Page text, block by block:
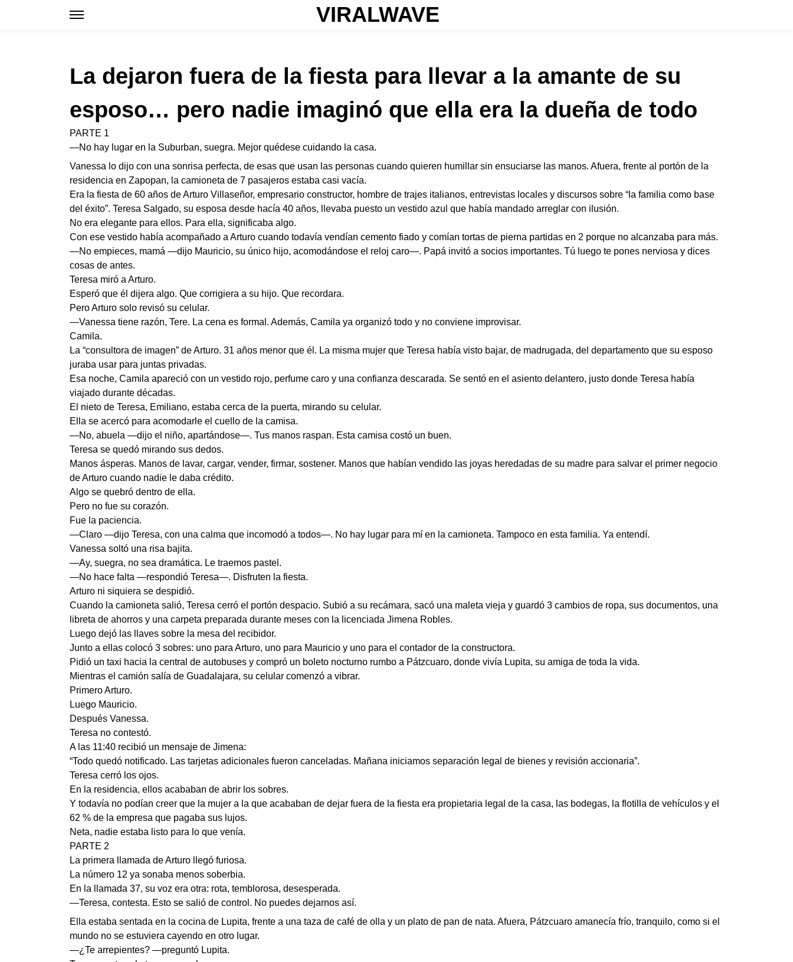
VIRALWAVE
La dejaron fuera de la fiesta para llevar a la amante de su
esposo… pero nadie imaginó que ella era la dueña de todo
PARTE 1
—No hay lugar en la Suburban, suegra. Mejor quédese cuidando la casa.
Vanessa lo dijo con una sonrisa perfecta, de esas que usan las personas cuando quieren humillar sin ensuciarse las manos. Afuera, frente al portón de la
residencia en Zapopan, la camioneta de 7 pasajeros estaba casi vacía.
Era la fiesta de 60 años de Arturo Villaseñor, empresario constructor, hombre de trajes italianos, entrevistas locales y discursos sobre “la familia como base
del éxito”. Teresa Salgado, su esposa desde hacía 40 años, llevaba puesto un vestido azul que había mandado arreglar con ilusión.
No era elegante para ellos. Para ella, significaba algo.
Con ese vestido había acompañado a Arturo cuando todavía vendían cemento fiado y comían tortas de pierna partidas en 2 porque no alcanzaba para más.
—No empieces, mamá —dijo Mauricio, su único hijo, acomodándose el reloj caro—. Papá invitó a socios importantes. Tú luego te pones nerviosa y dices
cosas de antes.
Teresa miró a Arturo.
Esperó que él dijera algo. Que corrigiera a su hijo. Que recordara.
Pero Arturo solo revisó su celular.
—Vanessa tiene razón, Tere. La cena es formal. Además, Camila ya organizó todo y no conviene improvisar.
Camila.
La “consultora de imagen” de Arturo. 31 años menor que él. La misma mujer que Teresa había visto bajar, de madrugada, del departamento que su esposo
juraba usar para juntas privadas.
Esa noche, Camila apareció con un vestido rojo, perfume caro y una confianza descarada. Se sentó en el asiento delantero, justo donde Teresa había
viajado durante décadas.
El nieto de Teresa, Emiliano, estaba cerca de la puerta, mirando su celular.
Ella se acercó para acomodarle el cuello de la camisa.
—No, abuela —dijo el niño, apartándose—. Tus manos raspan. Esta camisa costó un buen.
Teresa se quedó mirando sus dedos.
Manos ásperas. Manos de lavar, cargar, vender, firmar, sostener. Manos que habían vendido las joyas heredadas de su madre para salvar el primer negocio
de Arturo cuando nadie le daba crédito.
Algo se quebró dentro de ella.
Pero no fue su corazón.
Fue la paciencia.
—Claro —dijo Teresa, con una calma que incomodó a todos—. No hay lugar para mí en la camioneta. Tampoco en esta familia. Ya entendí.
Vanessa soltó una risa bajita.
—Ay, suegra, no sea dramática. Le traemos pastel.
—No hace falta —respondió Teresa—. Disfruten la fiesta.
Arturo ni siquiera se despidió.
Cuando la camioneta salió, Teresa cerró el portón despacio. Subió a su recámara, sacó una maleta vieja y guardó 3 cambios de ropa, sus documentos, una
libreta de ahorros y una carpeta preparada durante meses con la licenciada Jimena Robles.
Luego dejó las llaves sobre la mesa del recibidor.
Junto a ellas colocó 3 sobres: uno para Arturo, uno para Mauricio y uno para el contador de la constructora.
Pidió un taxi hacia la central de autobuses y compró un boleto nocturno rumbo a Pátzcuaro, donde vivía Lupita, su amiga de toda la vida.
Mientras el camión salía de Guadalajara, su celular comenzó a vibrar.
Primero Arturo.
Luego Mauricio.
Después Vanessa.
Teresa no contestó.
A las 11:40 recibió un mensaje de Jimena:
“Todo quedó notificado. Las tarjetas adicionales fueron canceladas. Mañana iniciamos separación legal de bienes y revisión accionaria”.
Teresa cerró los ojos.
En la residencia, ellos acababan de abrir los sobres.
Y todavía no podían creer que la mujer a la que acababan de dejar fuera de la fiesta era propietaria legal de la casa, las bodegas, la flotilla de vehículos y el
62 % de la empresa que pagaba sus lujos.
Neta, nadie estaba listo para lo que venía.
PARTE 2
La primera llamada de Arturo llegó furiosa.
La número 12 ya sonaba menos soberbia.
En la llamada 37, su voz era otra: rota, temblorosa, desesperada.
—Teresa, contesta. Esto se salió de control. No puedes dejarnos así.
Ella estaba sentada en la cocina de Lupita, frente a una taza de café de olla y un plato de pan de nata. Afuera, Pátzcuaro amanecía frío, tranquilo, como si el
mundo no se estuviera cayendo en otro lugar.
—¿Te arrepientes? —preguntó Lupita.